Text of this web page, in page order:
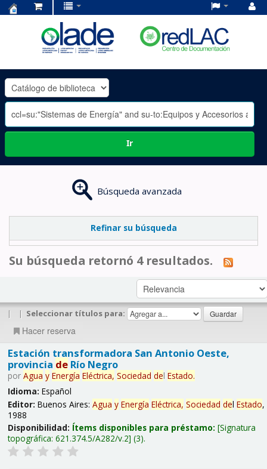
OLADE
-
Ir
Búsqueda avanzada
Refinar su búsqueda
Su búsqueda retornó 4 resultados.
| | Seleccionar títulos para:
Hacer reserva
Estación transformadora San Antonio Oeste,
provincia deRío Negro
por Agua y Energía Eléctrica, Sociedad del Estado.
Idioma: Español
Editor: Buenos Aires: Agua y Energía Eléctrica, Sociedad del Estado,
1988
Disponibilidad: Ítems disponibles para préstamo: Signatura
topográfica: 621.374.5/A282/v.2 (3).